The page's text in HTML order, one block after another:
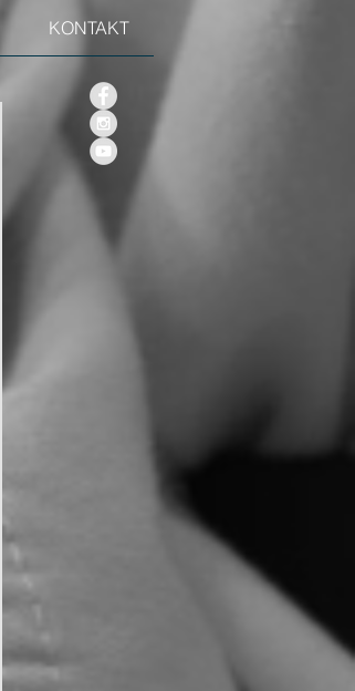
KONTAKT